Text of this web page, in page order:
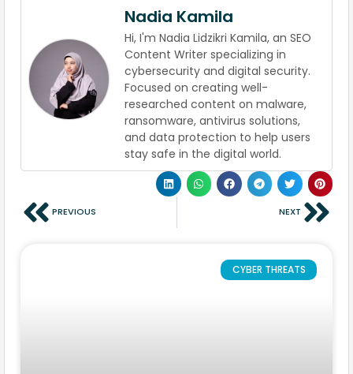
Nadia Kamila
Hi, I'm Nadia Lidzikri Kamila, an SEO
Content Writer specializing in
cybersecurity and digital security.
Focused on creating well-
researched content on malware,
ransomware, antivirus solutions,
and data protection to help users
stay safe in the digital world.
PREVIOUS NEXT
CYBER THREATS